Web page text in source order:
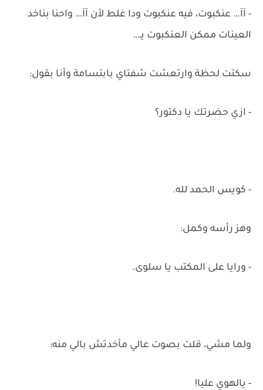
- آآ… عنكبوت، فيه عنكبوت ودا غلط لأن آآ… واحنا بناخد
العينات ممكن العنكبوت يـ…
سكتت لحظة وارتعشت شفتاي بابتسامة وأنا بقول:
- ازي حضرتك يا دكتور؟
- كويس الحمد لله.
وهز رأسه وكمل:
- ورايا على المكتب يا سلوى.
ولما مشي، قلت بصوت عالي مأخدتش بالي منه:
- يالهوي عليا!